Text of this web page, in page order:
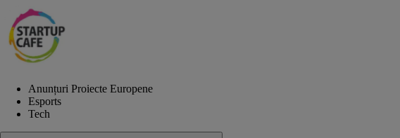
Anunțuri Proiecte Europene
Esports
Tech